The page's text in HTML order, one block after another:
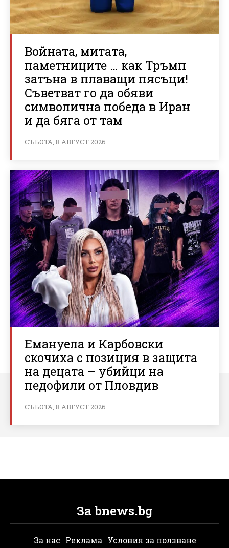
Войната, митата,
паметниците … как Тръмп
затъна в плаващи пясъци!
Съветват го да обяви
символична победа в Иран
и да бяга от там
СЪБОТА, 8 АВГУСТ 2026
Емануела и Карбовски
скочиха с позиция в защита
на децата – убийци на
педофили от Пловдив
СЪБОТА, 8 АВГУСТ 2026
За bnews.bg
За нас Реклама Условия за ползване